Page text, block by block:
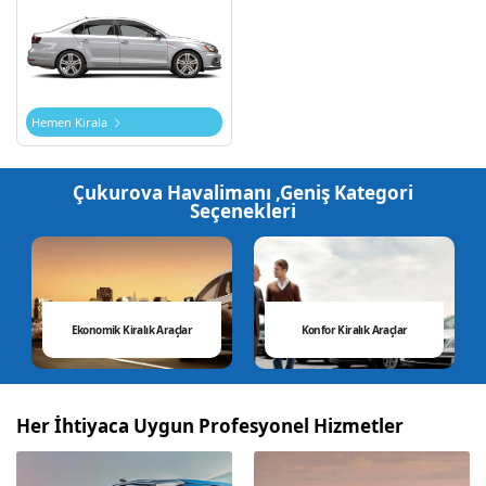
Hemen Kirala
Çukurova Havalimanı ,Geniş Kategori
Seçenekleri
Filomod’un
kategorilerdeki
araçlarıyla
her
yolculuğunuzu
kılmayı
Ekonomik Kiralık Araçlar Konfor Kiralık Araçlar
Her İhtiyaca Uygun Profesyonel Hizmetler